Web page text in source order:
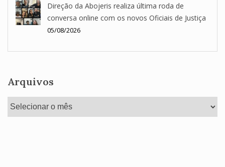
Direção da Abojeris realiza última roda de
conversa online com os novos Oficiais de Justiça
05/08/2026
Arquivos
Arquivos